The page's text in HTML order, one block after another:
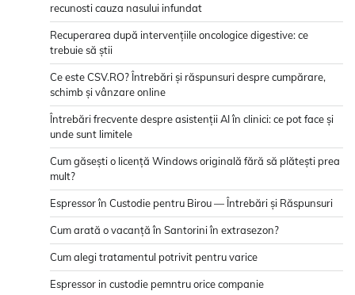
recunosti cauza nasului infundat
Recuperarea după intervențiile oncologice digestive: ce
trebuie să știi
Ce este CSV.RO? Întrebări și răspunsuri despre cumpărare,
schimb și vânzare online
Întrebări frecvente despre asistenții AI în clinici: ce pot face și
unde sunt limitele
Cum găsești o licență Windows originală fără să plătești prea
mult?
Espressor în Custodie pentru Birou — Întrebări și Răspunsuri
Cum arată o vacanță în Santorini în extrasezon?
Cum alegi tratamentul potrivit pentru varice
Espressor in custodie pemntru orice companie